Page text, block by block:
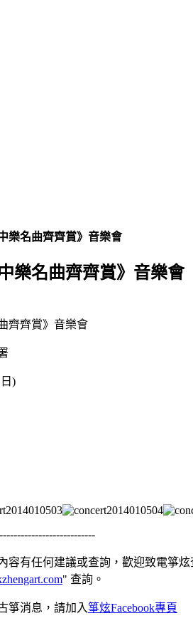
樂名曲齊齊賞》音樂會
樂名曲齊齊賞》音樂會
)
容有任何建議或查詢，歡迎致電箏炫
" 查詢。
箏消息，請加入箏炫Facebook專頁